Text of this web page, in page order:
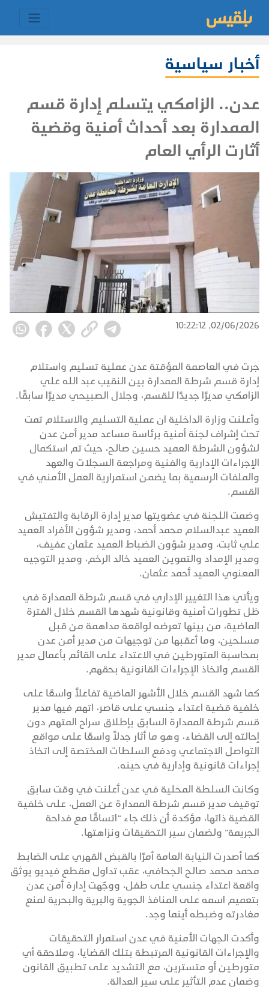
أخبار سياسية
عدن.. الزامكي يتسلم إدارة قسم
الممدارة بعد أحداث أمنية وقضية
أثارت الرأي العام
02/06/2026, 10:22:12
جرت في العاصمة المؤقتة عدن عملية تسليم واستلام
إدارة قسم شرطة الممدارة بين النقيب عبد الله علي
الزامكي مديرًا جديدًا للقسم، وجلال الصبيحي مديرًا سابقًا.
وأعلنت وزارة الداخلية ان عملية التسليم والاستلام تمت
تحت إشراف لجنة أمنية برئاسة مساعد مدير أمن عدن
لشؤون الشرطة العميد حسين صالح، حيث تم استكمال
الإجراءات الإدارية والفنية ومراجعة السجلات والعهد
والملفات الرسمية بما يضمن استمرارية العمل الأمني في
القسم.
وضمت اللجنة في عضويتها مدير إدارة الرقابة والتفتيش
العميد عبدالسلام محمد أحمد، ومدير شؤون الأفراد العميد
علي ثابت، ومدير شؤون الضباط العميد عثمان عفيف،
ومدير الإمداد والتموين العميد خالد الرخم، ومدير التوجيه
المعنوي العميد أحمد عثمان.
ويأتي هذا التغيير الإداري في قسم شرطة الممدارة في
ظل تطورات أمنية وقانونية شهدها القسم خلال الفترة
الماضية، من بينها تعرضه لواقعة مداهمة من قبل
مسلحين، وما أعقبها من توجيهات من مدير أمن عدن
بمحاسبة المتورطين في الاعتداء على القائم بأعمال مدير
القسم واتخاذ الإجراءات القانونية بحقهم.
كما شهد القسم خلال الأشهر الماضية تفاعلاً واسعًا على
خلفية قضية اعتداء جنسي على قاصر، اتهم فيها مدير
قسم شرطة الممدارة السابق بإطلاق سراح المتهم دون
إحالته إلى القضاء، وهو ما أثار جدلاً واسعًا على مواقع
التواصل الاجتماعي ودفع السلطات المختصة إلى اتخاذ
إجراءات قانونية وإدارية في حينه.
وكانت السلطة المحلية في عدن أعلنت في وقت سابق
توقيف مدير قسم شرطة الممدارة عن العمل، على خلفية
القضية ذاتها، مؤكدة أن ذلك جاء “اتساقًا مع فداحة
الجريمة” ولضمان سير التحقيقات ونزاهتها.
كما أصدرت النيابة العامة أمرًا بالقبض القهري على الضابط
محمد محمد صالح الجحافي، عقب تداول مقطع فيديو يوثق
واقعة اعتداء جنسي على طفل، ووجّهت إدارة أمن عدن
بتعميم اسمه على المنافذ الجوية والبرية والبحرية لمنع
مغادرته وضبطه أينما وجد.
وأكدت الجهات الأمنية في عدن استمرار التحقيقات
والإجراءات القانونية المرتبطة بتلك القضايا، وملاحقة أي
متورطين أو متسترين، مع التشديد على تطبيق القانون
وضمان عدم التأثير على سير العدالة.